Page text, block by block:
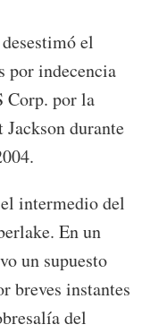
el
por indecencia
Corp. por la
durante
intermedio del
En un
un supuesto
breves instantes
del